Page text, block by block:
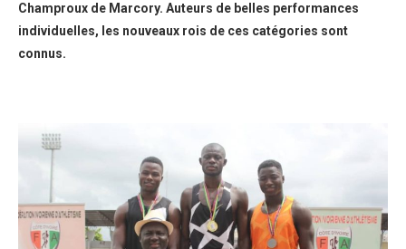
Champroux de Marcory. Auteurs de belles performances
individuelles, les nouveaux rois de ces catégories sont
connus.